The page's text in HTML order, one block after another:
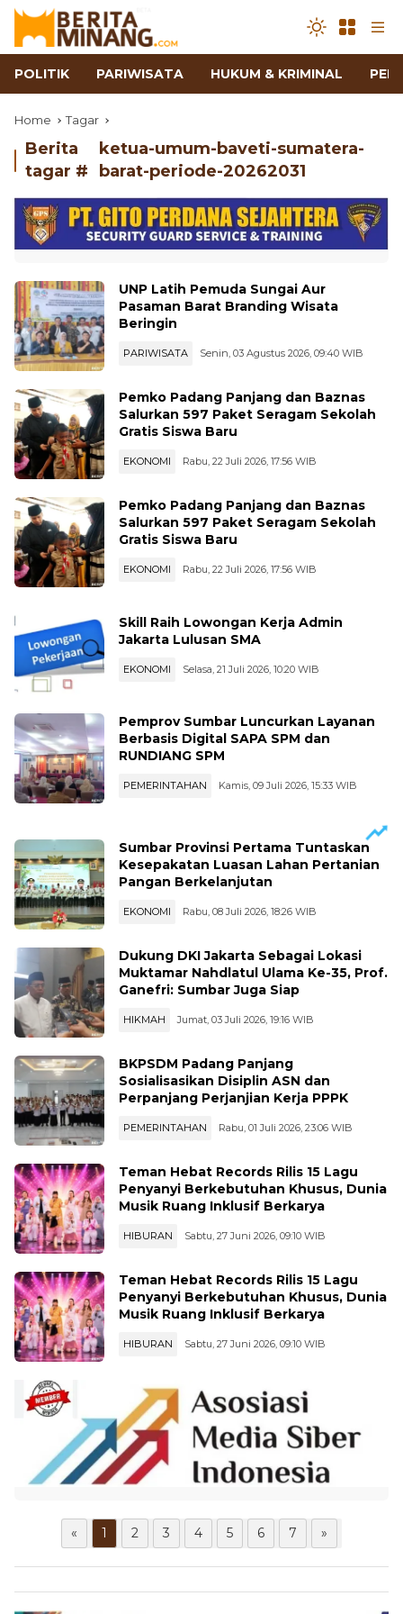
POLITIK PARIWISATA HUKUM & KRIMINAL
Home Tagar
Berita
tagar #
ketua-umum-baveti-sumatera-
barat-periode-20262031
UNP Latih Pemuda Sungai Aur
Pasaman Barat Branding Wisata
Beringin
PARIWISATA Senin, 03 Agustus 2026, 09:40 WIB
Pemko Padang Panjang dan Baznas
Salurkan 597 Paket Seragam Sekolah
Gratis Siswa Baru
EKONOMI Rabu, 22 Juli 2026, 17:56 WIB
Pemko Padang Panjang dan Baznas
Salurkan 597 Paket Seragam Sekolah
Gratis Siswa Baru
EKONOMI Rabu, 22 Juli 2026, 17:56 WIB
Skill Raih Lowongan Kerja Admin
Jakarta Lulusan SMA
EKONOMI Selasa, 21 Juli 2026, 10:20 WIB
Pemprov Sumbar Luncurkan Layanan
Berbasis Digital SAPA SPM dan
RUNDIANG SPM
PEMERINTAHAN Kamis, 09 Juli 2026, 15:33 WIB
Sumbar Provinsi Pertama Tuntaskan
Kesepakatan Luasan Lahan Pertanian
Pangan Berkelanjutan
EKONOMI Rabu, 08 Juli 2026, 18:26 WIB
Dukung DKI Jakarta Sebagai Lokasi
Muktamar Nahdlatul Ulama Ke-35, Prof.
Ganefri: Sumbar Juga Siap
HIKMAH Jumat, 03 Juli 2026, 19:16 WIB
BKPSDM Padang Panjang
Sosialisasikan Disiplin ASN dan
Perpanjang Perjanjian Kerja PPPK
PEMERINTAHAN Rabu, 01 Juli 2026, 23:06 WIB
Teman Hebat Records Rilis 15 Lagu
Penyanyi Berkebutuhan Khusus, Dunia
Musik Ruang Inklusif Berkarya
HIBURAN Sabtu, 27 Juni 2026, 09:10 WIB
Teman Hebat Records Rilis 15 Lagu
Penyanyi Berkebutuhan Khusus, Dunia
Musik Ruang Inklusif Berkarya
HIBURAN Sabtu, 27 Juni 2026, 09:10 WIB
« 1 2 3 4 5 6 7 »